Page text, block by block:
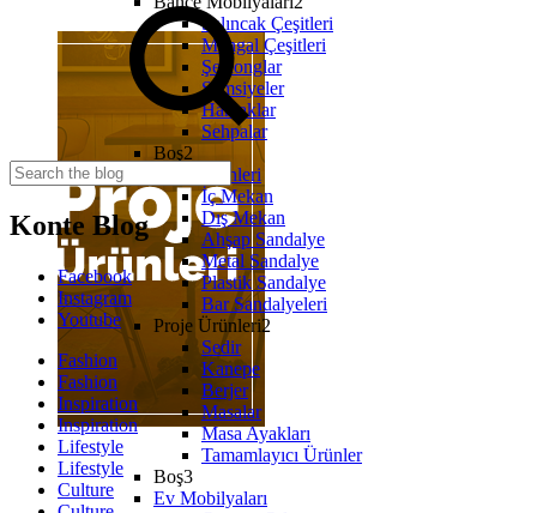
Salıncak Çeşitleri
Mangal Çeşitleri
Şezlonglar
Şemsiyeler
Hamaklar
Sehpalar
Boş2
Proje Ürünleri
İç Mekan
Dış Mekan
Ahşap Sandalye
Metal Sandalye
Plastik Sandalye
Bar Sandalyeleri
Proje Ürünleri2
Sedir
Kanepe
Berjer
Masalar
Masa Ayakları
Tamamlayıcı Ürünler
Boş3
Ev Mobilyaları
Konte Blog
Facebook
Instagram
Youtube
Fashion
Fashion
Inspiration
Inspiration
Lifestyle
Lifestyle
Culture